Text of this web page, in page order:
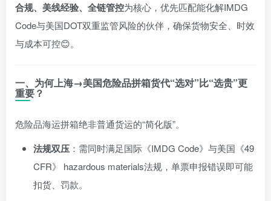
合规、美线经验、全链管控为核心，优先匹配能化解IMDG
Code与美国DOT双重监管风险的伙伴，确保货物安全、时效
与成本可控😊。
一、为何上海→美国危险品拼箱货代“选对”比“选贵”更
重要？
危险品海运拼箱绝非普通货运的“简化版”。
法规双压 ：需同时满足国际《IMDG Code》与美国《49
CFR》 hazardous materials法规，单票申报错误即可能
扣货、罚款。